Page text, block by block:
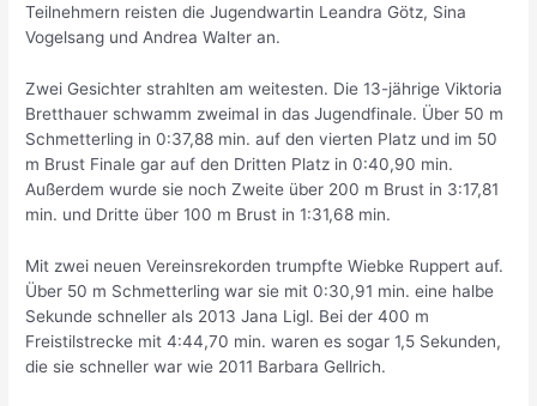
Teilnehmern reisten die Jugendwartin Leandra Götz, Sina
Vogelsang und Andrea Walter an.
Zwei Gesichter strahlten am weitesten. Die 13-jährige Viktoria
Bretthauer schwamm zweimal in das Jugendfinale. Über 50 m
Schmetterling in 0:37,88 min. auf den vierten Platz und im 50
m Brust Finale gar auf den Dritten Platz in 0:40,90 min.
Außerdem wurde sie noch Zweite über 200 m Brust in 3:17,81
min. und Dritte über 100 m Brust in 1:31,68 min.
Mit zwei neuen Vereinsrekorden trumpfte Wiebke Ruppert auf.
Über 50 m Schmetterling war sie mit 0:30,91 min. eine halbe
Sekunde schneller als 2013 Jana Ligl. Bei der 400 m
Freistilstrecke mit 4:44,70 min. waren es sogar 1,5 Sekunden,
die sie schneller war wie 2011 Barbara Gellrich.